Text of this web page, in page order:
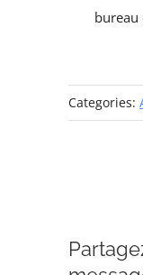
bureau
Categories: